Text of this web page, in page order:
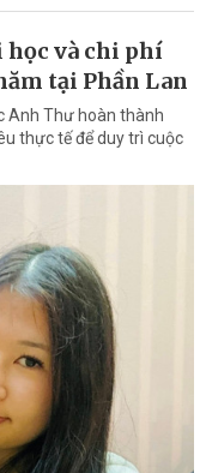
học và chi phí
tại Phần Lan
Anh Thư hoàn thành
thực tế để duy trì cuộc